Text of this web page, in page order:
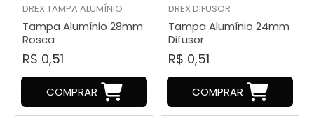
DREXTAMPA ALUMÍNIO
Tampa Alumínio 28mm
Rosca
R$ 0,51
COMPRAR
DREX DIFUSOR
Tampa Alumínio 24mm
Difusor
R$ 0,51
COMPRAR